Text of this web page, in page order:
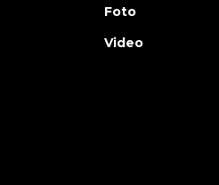
Foto
Video